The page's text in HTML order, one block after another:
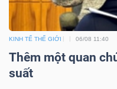
KINH TẾ THẾ GIỚI 06/08 11:40
Thêm một quan
suất
Sách
tài
chính